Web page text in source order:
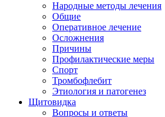
Народные методы лечения
Общие
Оперативное лечение
Осложнения
Причины
Профилактические меры
Спорт
Тромбофлебит
Этиология и патогенез
Щитовидка
Вопросы и ответы